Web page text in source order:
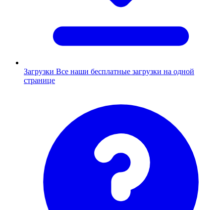
Загрузки Все наши бесплатные загрузки на одной
странице